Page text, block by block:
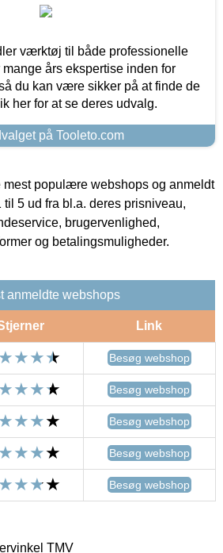
værktøj til både professionelle
års ekspertise inden for
du kan være sikker på at finde de
her for at se deres udvalg.
på Tooleto.com
mest populære webshops og anmeldt
til 5 ud fra bl.a. deres prisniveau,
brugervenlighed,
og betalingsmuligheder.
anmeldte webshops
Link
Besøg webshop
Besøg webshop
Besøg webshop
Besøg webshop
Besøg webshop
TMV